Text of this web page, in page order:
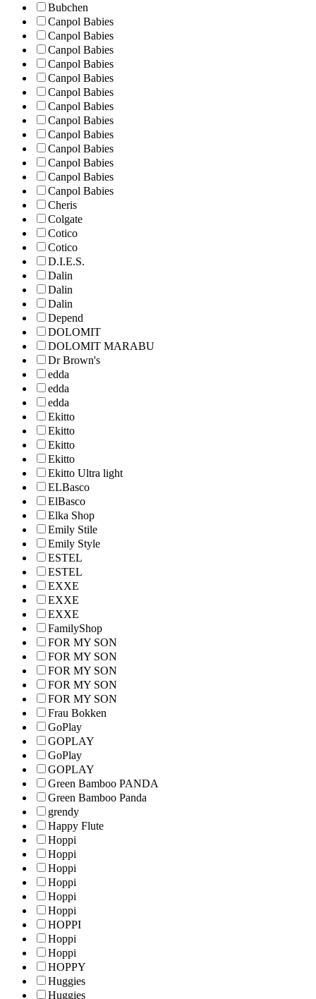
Bubchen
Canpol Babies
Canpol Babies
Canpol Babies
Canpol Babies
Canpol Babies
Canpol Babies
Canpol Babies
Canpol Babies
Canpol Babies
Canpol Babies
Canpol Babies
Canpol Babies
Canpol Babies
Cheris
Colgate
Cotico
Cotico
D.I.E.S.
Dalin
Dalin
Dalin
Depend
DOLOMIT
DOLOMIT MARABU
Dr Brown's
edda
edda
edda
Ekitto
Ekitto
Ekitto
Ekitto
Ekitto Ultra light
ELBasco
ElBasco
Elka Shop
Emily Stile
Emily Style
ESTEL
ESTEL
EXXE
EXXE
EXXE
FamilyShop
FOR MY SON
FOR MY SON
FOR MY SON
FOR MY SON
FOR MY SON
Frau Bokken
GoPlay
GOPLAY
GoPlay
GOPLAY
Green Bamboo PANDA
Green Bamboo Panda
grendy
Happy Flute
Hoppi
Hoppi
Hoppi
Hoppi
Hoppi
Hoppi
HOPPI
Hoppi
Hoppi
HOPPY
Huggies
Huggies